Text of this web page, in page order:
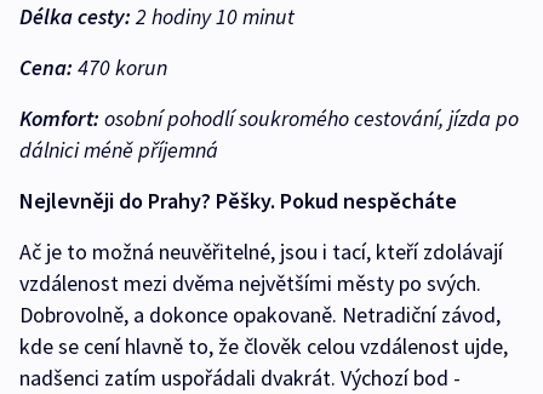
Délka cesty: 2 hodiny 10 minut
Cena: 470 korun
Komfort: osobní pohodlí soukromého cestování, jízda po
dálnici méně příjemná
Nejlevněji do Prahy? Pěšky. Pokud nespěcháte
Ač je to možná neuvěřitelné, jsou i tací, kteří zdolávají
vzdálenost mezi dvěma největšími městy po svých.
Dobrovolně, a dokonce opakovaně. Netradiční závod,
kde se cení hlavně to, že člověk celou vzdálenost ujde,
nadšenci zatím uspořádali dvakrát. Výchozí bod -